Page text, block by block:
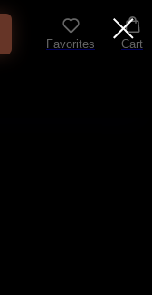
Favorites Cart